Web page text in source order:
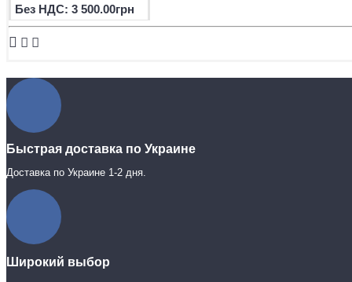
Без НДС: 3 500.00грн
Быстрая доставка по Украине
Доставка по Украине 1-2 дня.
Широкий выбор